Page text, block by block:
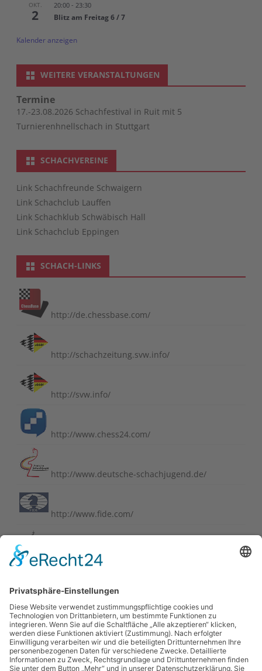
OKT.
2
20:00 - 23:30
Blitz am Freitag 6 / 7
Kalender anzeigen
WEITERE VERANSTALTUNGEN
Termine
17.-23.08.2026 Schachfestival in Ruit mit 5
Turnierenhnellschach in Stuttgart
SCHACHVEREINE
Link Schachfreunde Schwaigern
Link Schachclub Lauffen
Link Schachklub Schwäbisch Hall
Link Schachclub Eppingen
SCHACH-LINKS
http://de.chessbase.com/
http://schachzeitung.svw.info/
http://svw.info/
http://www.chess24.com/
http://www.deutsche-schachjugend.de/
http://www.fide.com/
http://www.schachbund.de/
http://www.schachbundesliga.de/
https://perlenvombodensee.de/
https://www.chess-international.com/